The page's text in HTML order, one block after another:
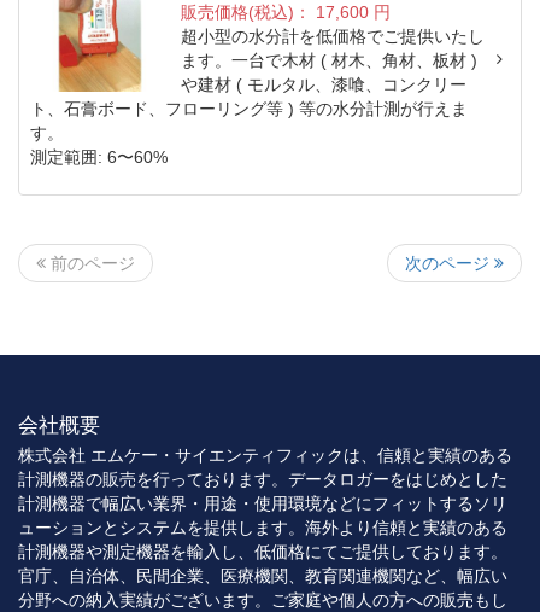
販売価格(税込)： 17,600円
超小型の水分計を低価格でご提供いたし
ます。一台で木材 ( 材木、角材、板材 )
や建材 ( モルタル、漆喰、コンクリー
ト、石膏ボード、フローリング等 ) 等の水分計測が行えま
す。
測定範囲: 6〜60%
前のページ 次のページ
会社概要
株式会社 エムケー・サイエンティフィックは、信頼と実績のある
計測機器の販売を行っております。データロガーをはじめとした
計測機器で幅広い業界・用途・使用環境などにフィットするソリ
ューションとシステムを提供します。海外より信頼と実績のある
計測機器や測定機器を輸入し、低価格にてご提供しております。
官庁、自治体、民間企業、医療機関、教育関連機関など、幅広い
分野への納入実績がございます。ご家庭や個人の方への販売もし